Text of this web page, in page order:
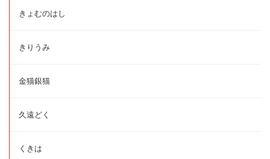
きょむのはし
きりうみ
金猫銀猫
久遠どく
くきは